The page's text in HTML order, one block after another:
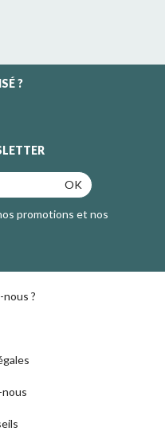
?
OK
promotions et nos
?